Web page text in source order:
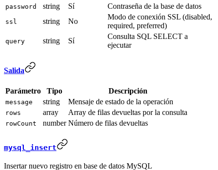
password string Sí Contraseña de la base de datos
ssl string No
Modo de conexión SSL (disabled,
required, preferred)
query string Sí
Consulta SQL SELECT a
ejecutar
Salida
Parámetro Tipo Descripción
message string Mensaje de estado de la operación
rows array Array de filas devueltas por la consulta
rowCount number Número de filas devueltas
mysql_insert
Insertar nuevo registro en base de datos MySQL